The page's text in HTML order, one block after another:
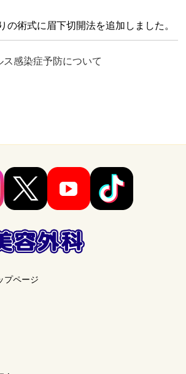
の術式に眉下切開法を追加しました。
感染症予防について
プページ